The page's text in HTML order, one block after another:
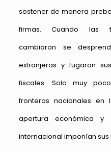
sostener de manera
firmas. Cuando las
cambiaron se
extranjeras y fugaron
fiscales. Solo muy
fronteras nacionales
apertura económica y
internacional imponían sus